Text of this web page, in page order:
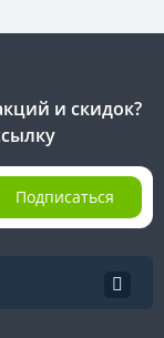
и скидок?
Подписаться